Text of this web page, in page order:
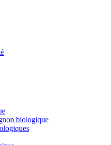
biologique